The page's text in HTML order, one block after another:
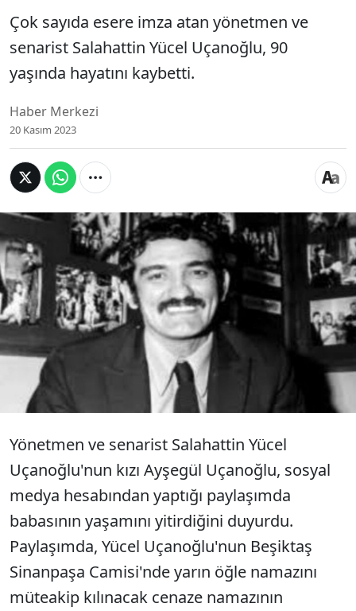
Çok sayıda esere imza atan yönetmen ve
senarist Salahattin Yücel Uçanoğlu, 90
yaşında hayatını kaybetti.
Haber Merkezi
20 Kasım 2023
Çok sayıda esere imza atan yönetmen
ve senarist Salahattin Yücel
Uçanoğlu, 90 yaşında hayatını
kaybetti.
Yönetmen ve senarist Salahattin Yücel
Uçanoğlu'nun kızı Ayşegül Uçanoğlu, sosyal
medya hesabından yaptığı paylaşımda
babasının yaşamını yitirdiğini duyurdu.
Paylaşımda, Yücel Uçanoğlu'nun Beşiktaş
Sinanpaşa Camisi'nde yarın öğle namazını
müteakip kılınacak cenaze namazının